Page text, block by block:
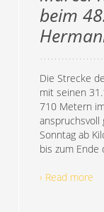
beim
Die Strecke
mit seinen
710 Metern
anspruchsvoll
Sonntag ab
bis zum Ende
› Read more